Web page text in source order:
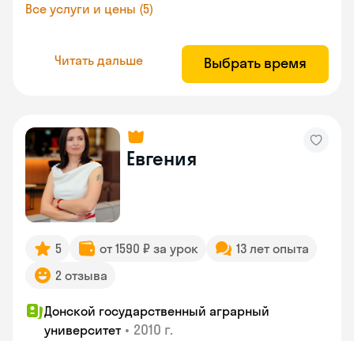
Все услуги и цены (5)
Читать дальше Выбрать время
Евгения
5 от 1590 ₽ за урок
13 лет опыта
2 отзыва
Донской государственный аграрный
университет • 2010 г.